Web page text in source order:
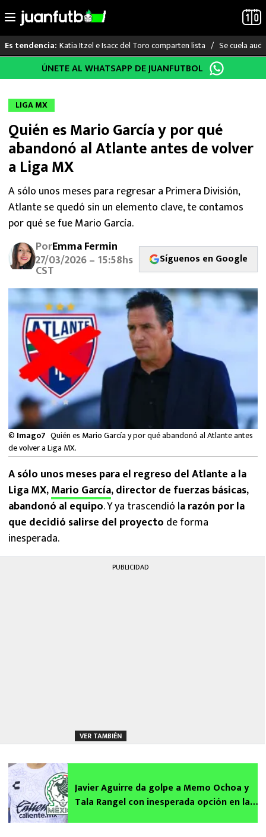
al
Es tendencia: Katia Itzel e Isacc del Toro comparten lista Se cuela
LO ÚLTIMO
LIGA MX
RAYADOS
PUMAS
ATLANTE
SELECCIÓN MEXICANA
FUTBOL INTERNACIONAL
MEXICANOS EN EL EXTRANJERO
FUTBOL ESTUFA
FÓRMULA 1
BOXEO
LIGA MX
NFL
ÚNETE AL WHATSAPP DE JUANFUTBOL
LIGA MX
Quién es Mario García y por qué
abandonó al Atlante antes de volver
a Liga MX
A sólo unos meses para regresar a Primera División,
Atlante se quedó sin un elemento clave, te contamos
por qué se fue Mario García.
PorEmma Fermin
27/03/2026 – 15:58hs
CST
Síguenos en Google
© Imago7 Quién es Mario García y por qué abandonó al Atlante antes
de volver a Liga MX.
A sólo unos meses para el regreso del Atlante a la
Liga MX,Mario García, director de fuerzas básicas,
abandonó al equipo. Y ya trascendió la razón por la
que decidió salirse del proyecto de forma
inesperada.
PUBLICIDAD
VER TAMBIÉN
Javier Aguirre da golpe a Memo Ochoa y
Tala Rangel con inesperada opción en la